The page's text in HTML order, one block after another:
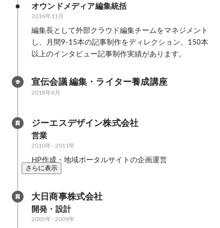
オウンドメディア編集統括
2016年11月
編集長として外部クラウド編集チームをマネジメント
し、月間9-15本の記事制作をディレクション。150本
以上のインタビュー記事制作実績があります。
宣伝会議 編集・ライター養成講座
2018年6月
ジーエスデザイン株式会社
営業
2010年-2011年
HP作成・地域ポータルサイトの企画運営
さらに表示
大日商事株式会社
開発・設計
2005年-2009年